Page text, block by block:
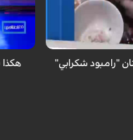
: شاهد لقطاط درامية
"رامبود شكرابي"
قبل
شكرابي"
هكذا